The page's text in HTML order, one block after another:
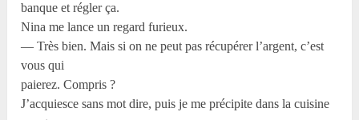
banque et régler ça.
Nina me lance un regard furieux.
— Très bien. Mais si on ne peut pas récupérer l’argent, c’est
vous qui
paierez. Compris ?
J’acquiesce sans mot dire, puis je me précipite dans la cuisine